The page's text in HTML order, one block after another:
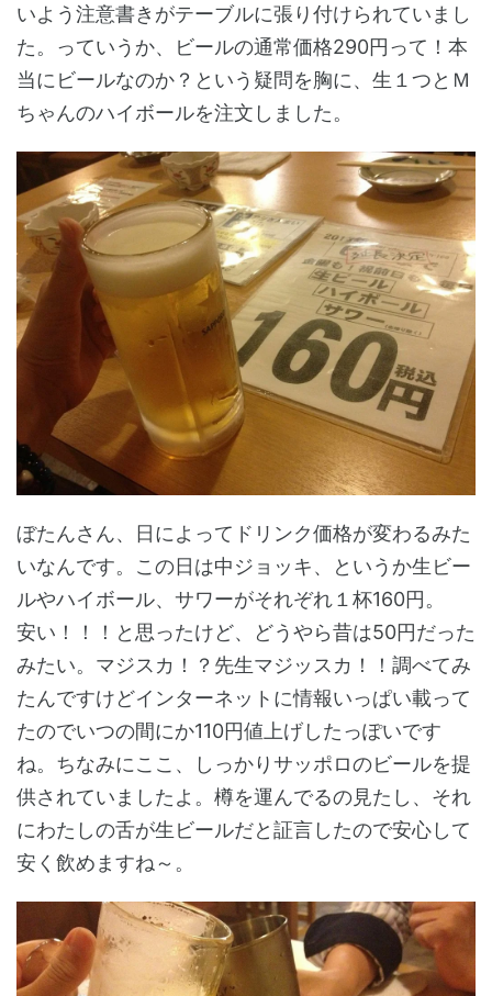
いよう注意書きがテーブルに張り付けられていまし
た。っていうか、ビールの通常価格290円って！本
当にビールなのか？という疑問を胸に、生１つとＭ
ちゃんのハイボールを注文しました。
ぼたんさん、日によってドリンク価格が変わるみた
いなんです。この日は中ジョッキ、というか生ビー
ルやハイボール、サワーがそれぞれ１杯160円。
安い！！！と思ったけど、どうやら昔は50円だった
みたい。マジスカ！？先生マジッスカ！！調べてみ
たんですけどインターネットに情報いっぱい載って
たのでいつの間にか110円値上げしたっぽいです
ね。ちなみにここ、しっかりサッポロのビールを提
供されていましたよ。樽を運んでるの見たし、それ
にわたしの舌が生ビールだと証言したので安心して
安く飲めますね～。